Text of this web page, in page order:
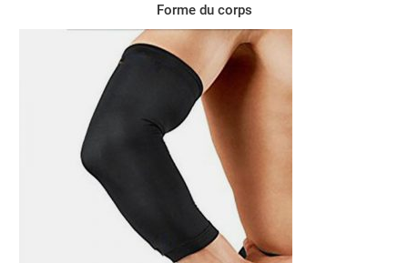
Forme du corps